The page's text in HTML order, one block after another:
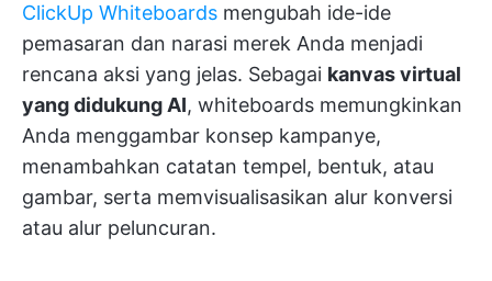
ClickUp Whiteboards mengubah ide-ide
pemasaran dan narasi merek Anda menjadi
rencana aksi yang jelas. Sebagai kanvas virtual
yang didukung AI, whiteboards memungkinkan
Anda menggambar konsep kampanye,
menambahkan catatan tempel, bentuk, atau
gambar, serta memvisualisasikan alur konversi
atau alur peluncuran.